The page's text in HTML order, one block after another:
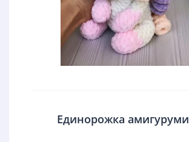
Единорожка амигуруми